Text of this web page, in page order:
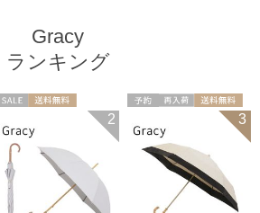
Gracy
ランキング
ギフト向け
2
送料無料
ギフト向け
3